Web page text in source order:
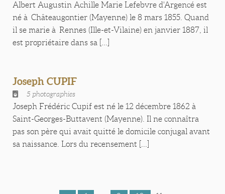
Albert Augustin Achille Marie Lefebvre d'Argencé est
né à Châteaugontier (Mayenne) le 8 mars 1855. Quand
il se marie à Rennes (Ille-et-Vilaine) en janvier 1887, il
est propriétaire dans sa [...]
Joseph CUPIF
5 photographies
Joseph Frédéric Cupif est né le 12 décembre 1862 à
Saint-Georges-Buttavent (Mayenne). Il ne connaîtra
pas son père qui avait quitté le domicile conjugal avant
sa naissance. Lors du recensement [...]